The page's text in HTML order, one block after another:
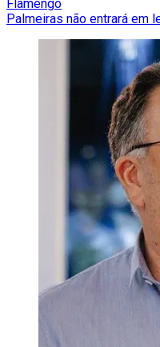
Flamengo
Palmeiras não entrará em